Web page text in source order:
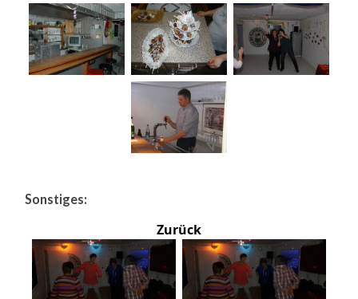
Sonstiges:
Zurück